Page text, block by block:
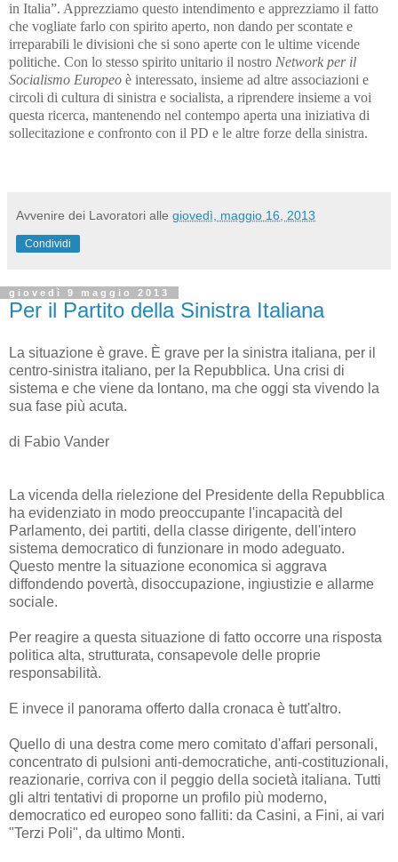
in Italia”. Apprezziamo questo intendimento e apprezziamo il fatto
che vogliate farlo con spirito aperto, non dando per scontate e
irreparabili le divisioni che si sono aperte con le ultime vicende
politiche. Con lo stesso spirito unitario il nostro Network per il
Socialismo Europeo è interessato, insieme ad altre associazioni e
circoli di cultura di sinistra e socialista, a riprendere insieme a voi
questa ricerca, mantenendo nel contempo aperta una iniziativa di
sollecitazione e confronto con il PD e le altre forze della sinistra.
Avvenire dei Lavoratori alle giovedì, maggio 16, 2013
Condividi
giovedì 9 maggio 2013
Per il Partito della Sinistra Italiana
La situazione è grave. È grave per la sinistra italiana, per il
centro-sinistra italiano, per la Repubblica. Una crisi di
sistema e che viene da lontano, ma che oggi sta vivendo la
sua fase più acuta.
di Fabio Vander
La vicenda della rielezione del Presidente della Repubblica
ha evidenziato in modo preoccupante l'incapacità del
Parlamento, dei partiti, della classe dirigente, dell'intero
sistema democratico di funzionare in modo adeguato.
Questo mentre la situazione economica si aggrava
diffondendo povertà, disoccupazione, ingiustizie e allarme
sociale.
Per reagire a questa situazione di fatto occorre una risposta
politica alta, strutturata, consapevole delle proprie
responsabilità.
E invece il panorama offerto dalla cronaca è tutt'altro.
Quello di una destra come mero comitato d'affari personali,
concentrato di pulsioni anti-democratiche, anti-costituzionali,
reazionarie, corriva con il peggio della società italiana. Tutti
gli altri tentativi di proporne un profilo più moderno,
democratico ed europeo sono falliti: da Casini, a Fini, ai vari
"Terzi Poli", da ultimo Monti.